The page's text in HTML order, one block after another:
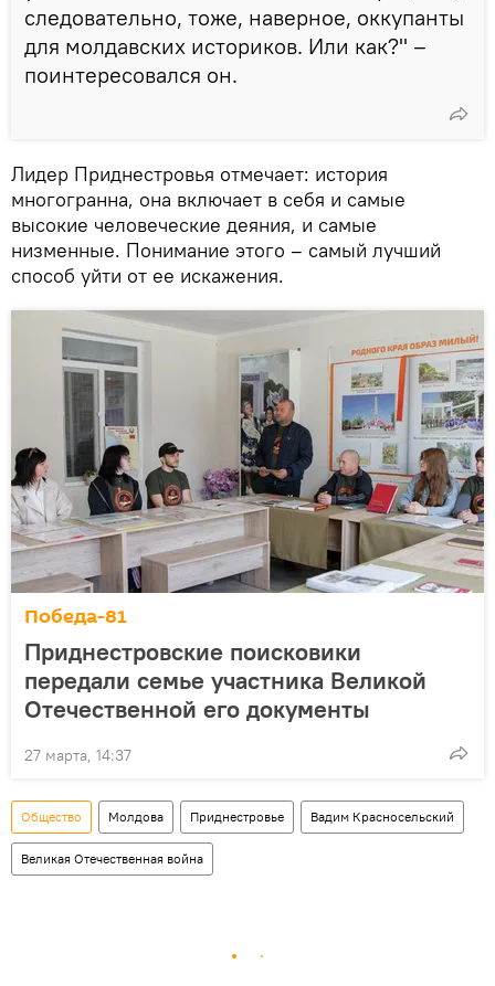
следовательно, тоже, наверное, оккупанты
для молдавских историков. Или как?" –
поинтересовался он.
Лидер Приднестровья отмечает: история
многогранна, она включает в себя и самые
высокие человеческие деяния, и самые
низменные. Понимание этого – самый лучший
способ уйти от ее искажения.
Победа-81
Приднестровские поисковики
передали семье участника Великой
Отечественной его документы
27 марта, 14:37
Общество Молдова Приднестровье Вадим Красносельский
Великая Отечественная война